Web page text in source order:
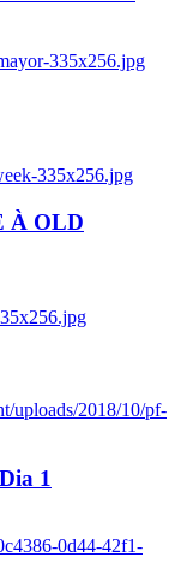
335x256.jpg
335x256.jpg
À OLD
uploads/2018/10/pf-
1
0d44-42f1-